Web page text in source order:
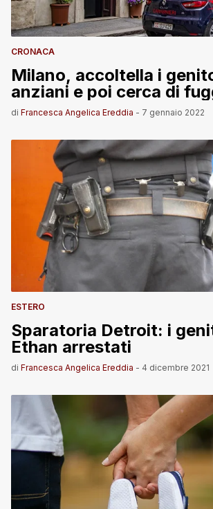
CRONACA
Milano, accoltella i
anziani e poi cerca di
di Francesca Angelica Ereddia - 7 gennaio 2022
ESTERO
Sparatoria Detroit: i
Ethan arrestati
di Francesca Angelica Ereddia - 4 dicembre 2021